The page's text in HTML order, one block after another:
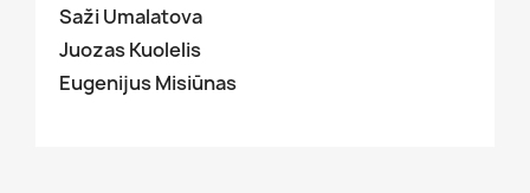
Saži Umalatova
Juozas Kuolelis
Eugenijus Misiūnas